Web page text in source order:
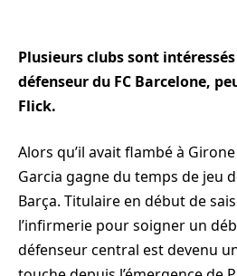
Plusieurs clubs sont
défenseur du FC Barcelone,
Flick.
Alors qu’il avait flambé à
Garcia gagne du temps de jeu
Barça. Titulaire en début de
l’infirmerie pour soigner un
défenseur central est devenu